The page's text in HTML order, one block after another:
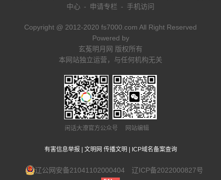
中心 - 申请专栏 - 手机访问
Copyright @ 2012-2020 fs7000.com All Right Reserved
Powered by
玄菟明月网 版权所有
本网站独立运营，与任何机构无关
闲话大潦官方公众号 网站编辑
有害信息举报 文明网 传播文明 ICP域名备案查询
辽公网安备21041102000404 辽ICP备2022000827号